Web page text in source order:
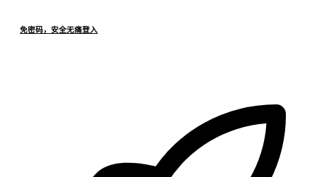
免密码，安全无痛登入